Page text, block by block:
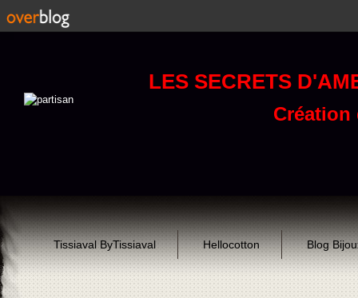
LES SECRETS
Création
Tissiaval ByTissiaval Hellocotton Blog